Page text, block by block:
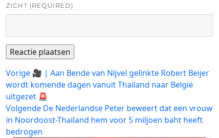
ZICH? (REQUIRED)
Bericht
navigatie
Vorige Vorig
bericht:
🎥 | Aan Bende van Nijvel gelinkte Robert Beijer
wordt komende dagen vanuit Thailand naar België
uitgezet 🚨
Volgende Volgend
bericht:
De Nederlandse Peter beweert dat een vrouw
in Noordoost-Thailand hem voor 5 miljoen baht heeft
bedrogen